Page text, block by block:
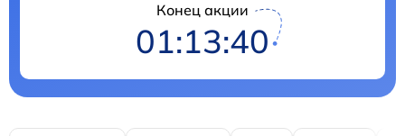
Конец акции
01:13:39